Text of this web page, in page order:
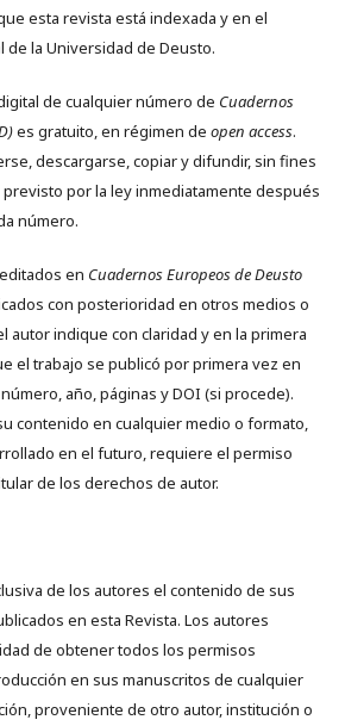
esta revista está indexada y en el
la Universidad de Deusto.
de cualquier número de Cuadernos
es gratuito, en régimen de open access.
descargarse, copiar y difundir, sin fines
por la ley inmediatamente después
número.
en Cuadernos Europeos de Deusto
con posterioridad en otros medios o
autor indique con claridad y en la primera
el trabajo se publicó por primera vez en
año, páginas y DOI (si procede).
contenido en cualquier medio o formato,
en el futuro, requiere el permiso
de los derechos de autor.
de los autores el contenido de sus
en esta Revista. Los autores
de obtener todos los permisos
en sus manuscritos de cualquier
proveniente de otro autor, institución o